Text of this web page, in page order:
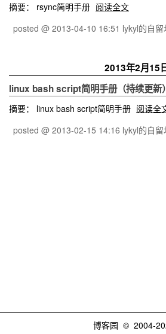
摘要： rsync简明手册 阅读全文
posted @ 2013-04-10 16:51 lykyl的自留
2013年2月15
linux bash script简明手册（持续更新）
摘要： linux bash script简明手册 阅读全
posted @ 2013-02-15 14:16 lykyl的自留
博客园 © 2004-